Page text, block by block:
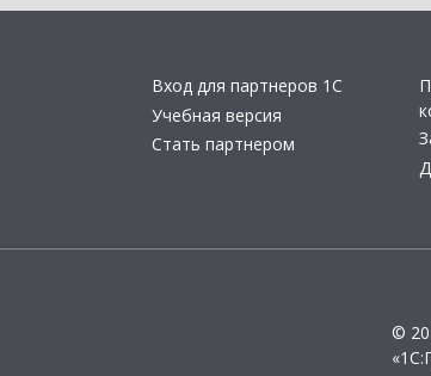
Вход для партнеров 1С
Учебная версия
Стать партнером
©